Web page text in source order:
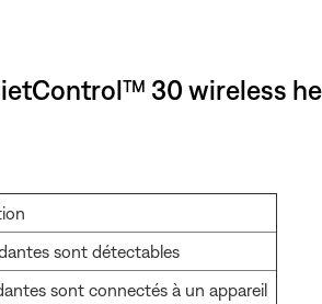
30 wireless
sont détectables
sont connectés à un appareil